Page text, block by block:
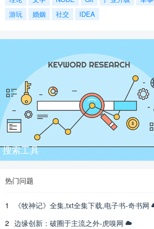
游玩
婚姻 社交 IDEA
搜索工具
热门问题
1
《牧神记》全集,txt全集下载,电子书-奇书网
2 边缘创新：破圈于主流之外-虎嗅网